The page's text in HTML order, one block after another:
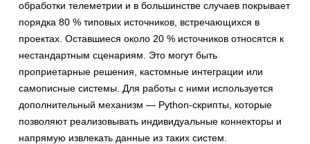
обработки телеметрии и в большинстве случаев покрывает
порядка 80 % типовых источников, встречающихся в
проектах. Оставшиеся около 20 % источников относятся к
нестандартным сценариям. Это могут быть
проприетарные решения, кастомные интеграции или
самописные системы. Для работы с ними используется
дополнительный механизм — Python-скрипты, которые
позволяют реализовывать индивидуальные коннекторы и
напрямую извлекать данные из таких систем.